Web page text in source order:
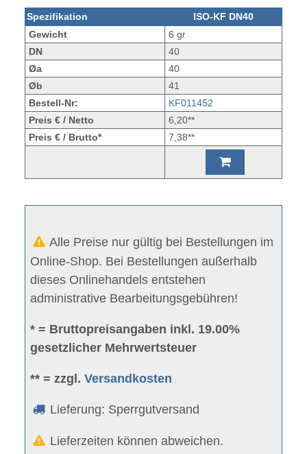
Spezifikation
ISO-KF DN40
Gewicht
6 gr
DN
40
Øa
40
Øb
41
Bestell-Nr:
KF011452
Preis € / Netto
6,20**
Preis € / Brutto*
7,38**
Alle Preise nur gültig bei Bestellungen im
Online-Shop. Bei Bestellungen außerhalb
dieses Onlinehandels entstehen
administrative Bearbeitungsgebühren!
* = Bruttopreisangaben inkl. 19.00%
gesetzlicher Mehrwertsteuer
** = zzgl.Versandkosten
Lieferung: Sperrgutversand
Lieferzeiten können abweichen.